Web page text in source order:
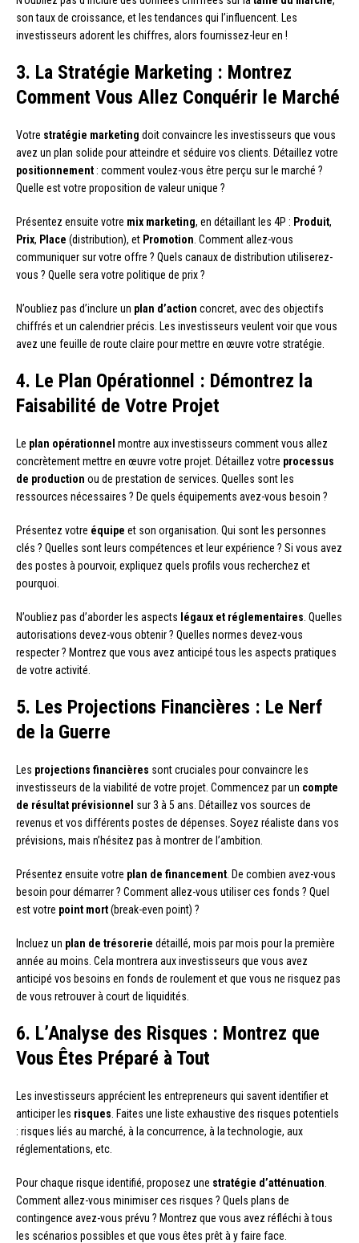
son taux de croissance, et les tendances qui l’influencent. Les
investisseurs adorent les chiffres, alors fournissez-leur en !
3. La Stratégie Marketing : Montrez
Comment Vous Allez Conquérir le Marché
Votre stratégie marketing doit convaincre les investisseurs que vous
avez un plan solide pour atteindre et séduire vos clients. Détaillez votre
positionnement : comment voulez-vous être perçu sur le marché ?
Quelle est votre proposition de valeur unique ?
Présentez ensuite votre mix marketing, en détaillant les 4P : Produit,
Prix, Place (distribution), et Promotion . Comment allez-vous
communiquer sur votre offre ? Quels canaux de distribution utiliserez-
vous ? Quelle sera votre politique de prix ?
N’oubliez pas d’inclure un plan d’action concret, avec des objectifs
chiffrés et un calendrier précis. Les investisseurs veulent voir que vous
avez une feuille de route claire pour mettre en œuvre votre stratégie.
4. Le Plan Opérationnel : Démontrez la
Faisabilité de Votre Projet
Le plan opérationnel montre aux investisseurs comment vous allez
concrètement mettre en œuvre votre projet. Détaillez votre processus
de production ou de prestation de services. Quelles sont les
ressources nécessaires ? De quels équipements avez-vous besoin ?
Présentez votre équipe et son organisation. Qui sont les personnes
clés ? Quelles sont leurs compétences et leur expérience ? Si vous avez
des postes à pourvoir, expliquez quels profils vous recherchez et
pourquoi.
N’oubliez pas d’aborder les aspects légaux et réglementaires . Quelles
autorisations devez-vous obtenir ? Quelles normes devez-vous
respecter ? Montrez que vous avez anticipé tous les aspects pratiques
de votre activité.
5. Les Projections Financières : Le Nerf
de la Guerre
Les projections financières sont cruciales pour convaincre les
investisseurs de la viabilité de votre projet. Commencez par un compte
de résultat prévisionnel sur 3 à 5 ans. Détaillez vos sources de
revenus et vos différents postes de dépenses. Soyez réaliste dans vos
prévisions, mais n’hésitez pas à montrer de l’ambition.
Présentez ensuite votre plan de financement . De combien avez-vous
besoin pour démarrer ? Comment allez-vous utiliser ces fonds ? Quel
est votre point mort(break-even point) ?
Incluez un plan de trésorerie détaillé, mois par mois pour la première
année au moins. Cela montrera aux investisseurs que vous avez
anticipé vos besoins en fonds de roulement et que vous ne risquez pas
de vous retrouver à court de liquidités.
6. L’Analyse des Risques : Montrez que
Vous Êtes Préparé à Tout
Les investisseurs apprécient les entrepreneurs qui savent identifier et
anticiper les risques . Faites une liste exhaustive des risques potentiels
: risques liés au marché, à la concurrence, à la technologie, aux
réglementations, etc.
Pour chaque risque identifié, proposez une stratégie d’atténuation
Comment allez-vous minimiser ces risques ? Quels plans de
contingence avez-vous prévu ? Montrez que vous avez réfléchi à tous
les scénarios possibles et que vous êtes prêt à y faire face.